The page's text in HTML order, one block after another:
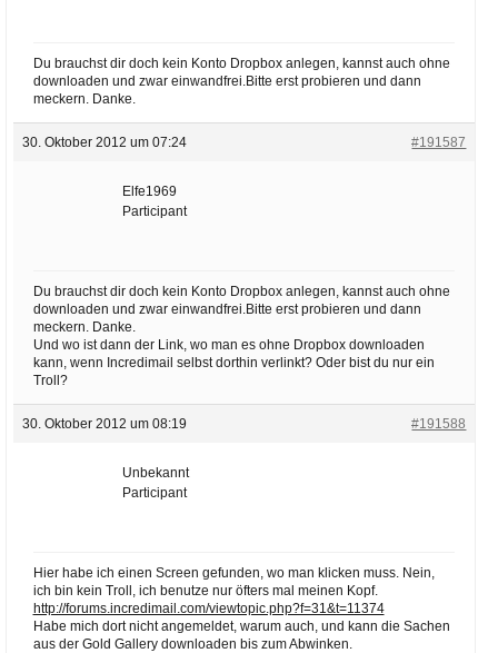
Du brauchst dir doch kein Konto Dropbox anlegen, kannst auch ohne
downloaden und zwar einwandfrei.Bitte erst probieren und dann
meckern. Danke.
30. Oktober 2012 um 07:24 #191587
Elfe1969
Participant
Du brauchst dir doch kein Konto Dropbox anlegen, kannst auch ohne
downloaden und zwar einwandfrei.Bitte erst probieren und dann
meckern. Danke.
Und wo ist dann der Link, wo man es ohne Dropbox downloaden
kann, wenn Incredimail selbst dorthin verlinkt? Oder bist du nur ein
Troll?
30. Oktober 2012 um 08:19 #191588
Unbekannt
Participant
Hier habe ich einen Screen gefunden, wo man klicken muss. Nein,
ich bin kein Troll, ich benutze nur öfters mal meinen Kopf.
http://forums.incredimail.com/viewtopic.php?f=31&t=11374
Habe mich dort nicht angemeldet, warum auch, und kann die Sachen
aus der Gold Gallery downloaden bis zum Abwinken.